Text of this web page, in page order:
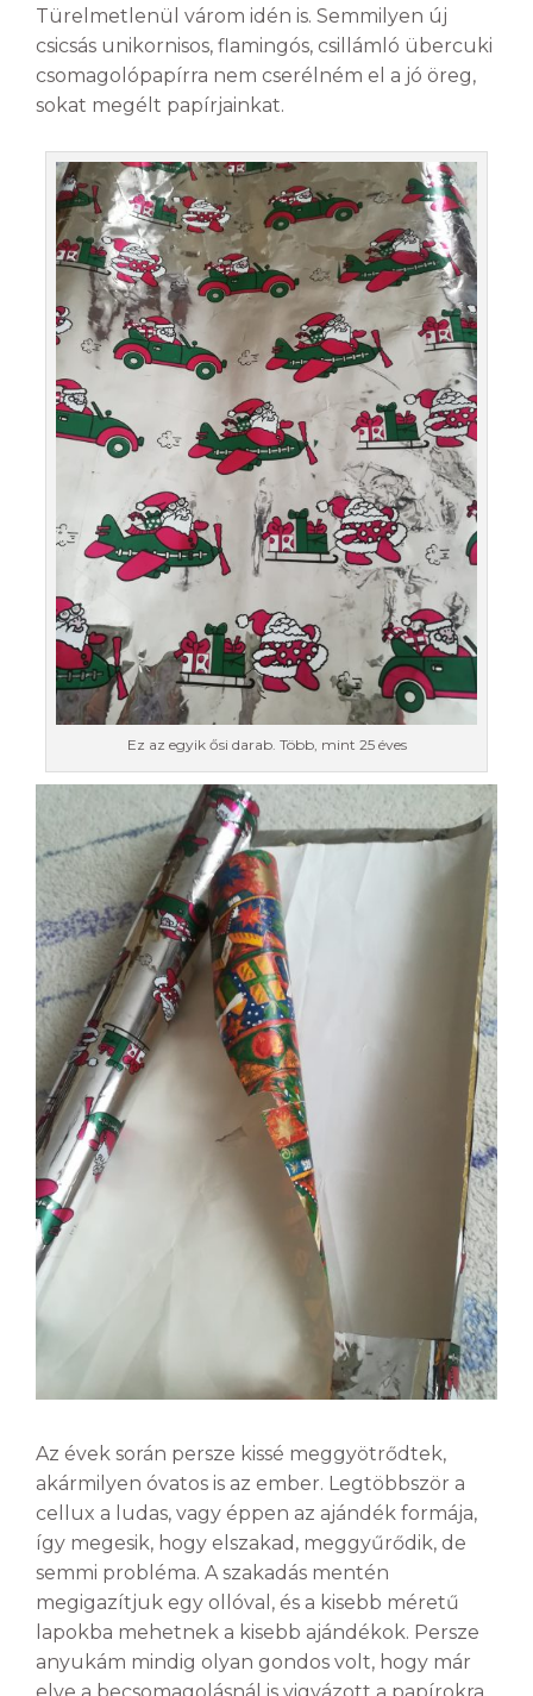
Türelmetlenül várom idén is. Semmilyen új
csicsás unikornisos, flamingós, csillámló übercuki
csomagolópapírra nem cserélném el a jó öreg,
sokat megélt papírjainkat.
Ez az egyik ősi darab. Több, mint 25 éves
Az évek során persze kissé meggyötrődtek,
akármilyen óvatos is az ember. Legtöbbször a
cellux a ludas, vagy éppen az ajándék formája,
így megesik, hogy elszakad, meggyűrődik, de
semmi probléma. A szakadás mentén
megigazítjuk egy ollóval, és a kisebb méretű
lapokba mehetnek a kisebb ajándékok. Persze
anyukám mindig olyan gondos volt, hogy már
elve a becsomagolásnál is vigyázott a papírokra.